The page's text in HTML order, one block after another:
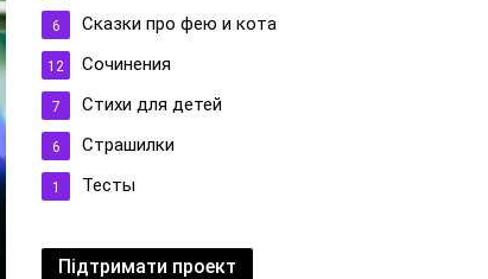
Сказки про фею и кота
6
Сочинения
12
Стихи для детей
7
Страшилки
6
Тесты
1
Підтримати проект